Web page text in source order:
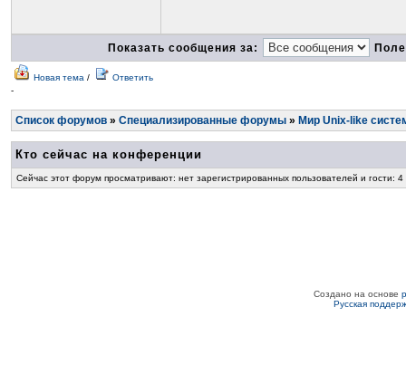
Показать сообщения за:
Новая тема /
Ответить
-
Список форумов » Специализированные форумы » Мир Unix-like
Кто сейчас на конференции
Сейчас этот форум просматривают: нет зарегистрированных пользователей и гости: 4
Создано на основе
Русская